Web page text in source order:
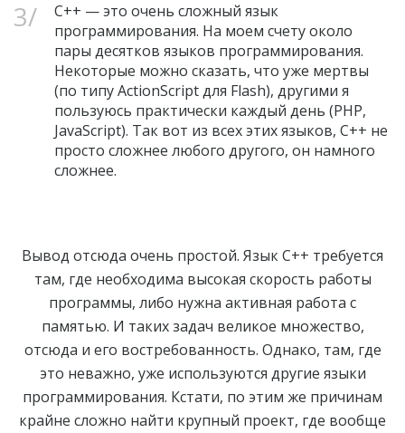
C++ — это очень сложный язык
программирования. На моем счету около
пары десятков языков программирования.
Некоторые можно сказать, что уже мертвы
(по типу ActionScript для Flash), другими я
пользуюсь практически каждый день (PHP,
JavaScript). Так вот из всех этих языков, C++ не
просто сложнее любого другого, он намного
сложнее.
Вывод отсюда очень простой. Язык C++ требуется
там, где необходима высокая скорость работы
программы, либо нужна активная работа с
памятью. И таких задач великое множество,
отсюда и его востребованность. Однако, там, где
это неважно, уже используются другие языки
программирования. Кстати, по этим же причинам
крайне сложно найти крупный проект, где вообще